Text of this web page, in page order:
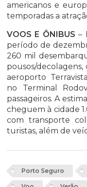
americanos e
temporadas a
VOOS E ÔNIBUS–
período de
260 mil
pousos/decolagens,
aeroporto
no Terminal
passageiros. A
cheguem à cidade
com transporte
turistas, além de
Porto Seguro